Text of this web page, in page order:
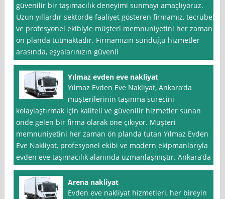
güvenilir bir taşımacılık deneyimi sunmayı amaçlıyoruz.
Uzun yıllardır sektörde faaliyet gösteren firmamız, tecrübeli
ve profesyonel ekibiyle müşteri memnuniyetini her zaman
ön planda tutmaktadır. Firmamızın sunduğu hizmetler
arasında, eşyalarınızın güvenli
Yılmaz evden eve nakliyat
Yılmaz Evden Eve Nakliyat, Ankara‘da
müşterilerinin taşınma sürecini
kolaylaştırmak için kaliteli ve güvenilir hizmetler sunan
önde gelen bir firma olarak öne çıkıyor. Müşteri
memnuniyetini her zaman ön planda tutan Yılmaz Evden
Eve Nakliyat, profesyonel ekibi ve modern ekipmanlarıyla
evden eve taşımacılık alanında uzmanlaşmıştır. Ankara’da
Arena nakliyat
Evden eve nakliyat hizmetleri, her bireyin